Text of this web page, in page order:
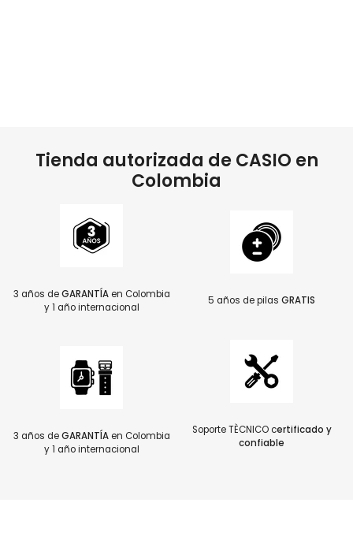
Tienda autorizada de CASIO en
Colombia
3 años deGARANTÍAen Colombia
y 1 año internacional
5 años de pilas GRATIS
3 años deGARANTÍAen Colombia
y 1 año internacional
Soporte TÈCNICO certificado y
confiable